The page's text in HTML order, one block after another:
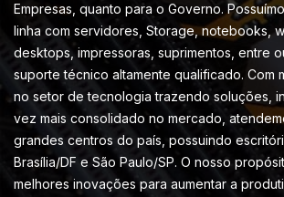
Empresas, quanto para o Governo.
linha com servidores, Storage, notebooks,
desktops, impressoras, suprimentos, entre
suporte técnico altamente qualificado. Com
no setor de tecnologia trazendo soluções,
vez mais consolidado no mercado,
grandes centros do país, possuindo
Brasília/DF e São Paulo/SP. O nosso
melhores inovações para aumentar a